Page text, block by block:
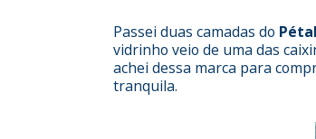
Passei duas camadas do
vidrinho veio de uma das
achei dessa marca para
tranquila.